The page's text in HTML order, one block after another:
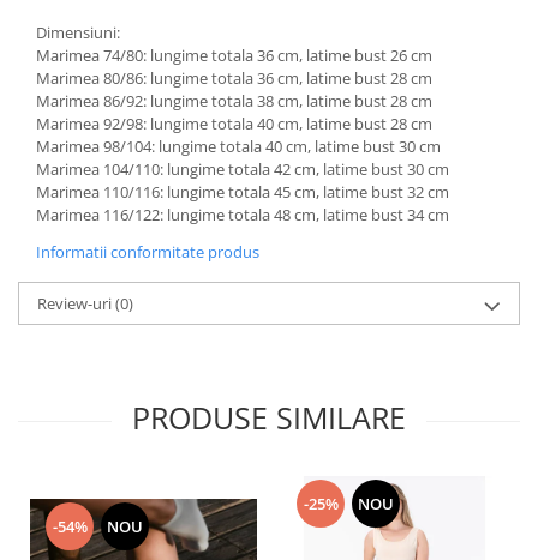
Dimensiuni:
Marimea 74/80: lungime totala 36 cm, latime bust 26 cm
Marimea 80/86: lungime totala 36 cm, latime bust 28 cm
Marimea 86/92: lungime totala 38 cm, latime bust 28 cm
Marimea 92/98: lungime totala 40 cm, latime bust 28 cm
Marimea 98/104: lungime totala 40 cm, latime bust 30 cm
Marimea 104/110: lungime totala 42 cm, latime bust 30 cm
Marimea 110/116: lungime totala 45 cm, latime bust 32 cm
Marimea 116/122: lungime totala 48 cm, latime bust 34 cm
Informatii conformitate produs
Review-uri(0)
PRODUSE SIMILARE
-54% NOU
-25% NOU